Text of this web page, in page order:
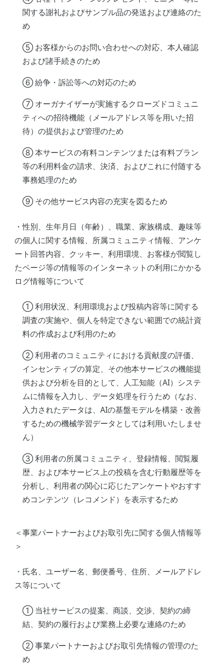
関する謝礼およびサンプル品の発送および連絡のた
め
⑤ お客様からのお問い合わせへの対応、本人確認
および諸手続きのため
⑥ 紛争・訴訟等への対応のため
⑦ オーガナイザーが実施するクローズドコミュニ
ティへの招待機能（メールアドレス等を用いた招
待）の提供および管理のため
⑧ 本サービスの有料コンテンツまたは有料プラン
等の利用料金の請求、決済、およびこれに付随する
事務処理のため
⑨ その他サービス内容の充実を図るため
・性別、生年月日（年齢）、職業、家族構成、趣味等
の個人に関する情報、所属コミュニティ情報、アンケ
ート回答内容、クッキー、利用環境、お客様が閲覧し
たページ等の情報等のインターネットの利用にかかる
ログ情報等について
① 利用状況、利用環境および投稿内容等に関する
調査の実施や、個人を特定できない範囲での統計資
料の作成および利用のため
② 利用者のコミュニティにおける貢献度の評価、
インセンティブの算定、その他本サービスの機能提
供および分析を目的として、人工知能（AI）システ
ムに情報を入力し、データ処理を行うため（なお、
入力されたデータは、AIの基盤モデルを構築・改善
するための機械学習データとしては利用いたしませ
ん）
③ 利用者の所属コミュニティ、登録情報、閲覧履
歴、および本サービス上の投稿を含む行動履歴等を
分析し、利用者の関心に応じたアンケートやおすす
めコンテンツ（レコメンド）を表示するため
＜事業パートナーおよびお取引先に関する個人情報等
＞
・氏名、ユーザー名、郵便番号、住所、メールアドレ
ス等について
① 当社サービスの提案、商談、交渉、契約の締
結、契約の履行および業務上必要な連絡のため
② 事業パートナーおよびお取引先情報の管理のた
め